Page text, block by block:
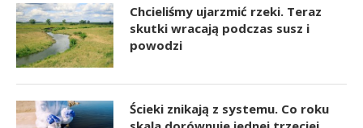
Chcieliśmy ujarzmić rzeki. Teraz
skutki wracają podczas susz i
powodzi
Ścieki znikają z systemu. Co roku